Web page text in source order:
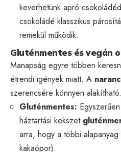
keverhetünk apró
csokoládé klasszikus
remekül működik.
Gluténmentes és vegán
Manapság egyre többen
étrendi igények miatt. A
szerencsére könnyen alakítható.
Gluténmentes:
háztartási kekszet
arra, hogy a többi
kakaópor).